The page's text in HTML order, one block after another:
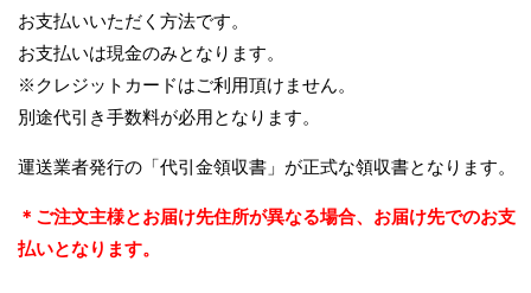
お支払いいただく方法です。
お支払いは現金のみとなります。
※クレジットカードはご利用頂けません。
別途代引き手数料が必用となります。
運送業者発行の「代引金領収書」が正式な領収書となります。
＊ご注文主様とお届け先住所が異なる場合、お届け先でのお支
払いとなります。